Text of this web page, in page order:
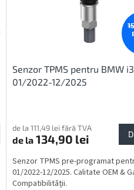
Senzor TPMS pentru BMW i3
01/2022-12/2025
de la 111,49 lei fără TVA
de la134,90 lei
Senzor TPMS pre-programat
01/2022-12/2025. Calitate OEM &
Compatibilității.